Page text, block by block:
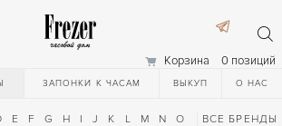
Корзина 0 позиций
ЗАПОНКИ К ЧАСАМ ВЫКУП О НАС
E F G H I J K L M N O Q R S T
ВСЕ БРЕНДЫ